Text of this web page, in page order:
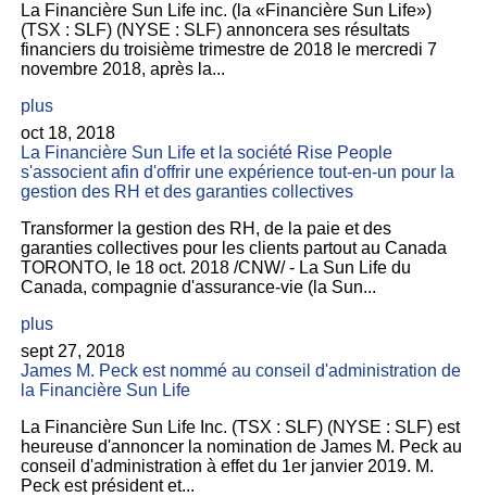
La Financière Sun Life inc. (la «Financière Sun Life»)
(TSX : SLF) (NYSE : SLF) annoncera ses résultats
financiers du troisième trimestre de 2018 le mercredi 7
novembre 2018, après la...
plus
oct 18, 2018
La Financière Sun Life et la société Rise People
s'associent afin d'offrir une expérience tout-en-un pour la
gestion des RH et des garanties collectives
Transformer la gestion des RH, de la paie et des
garanties collectives pour les clients partout au Canada
TORONTO, le 18 oct. 2018 /CNW/ - La Sun Life du
Canada, compagnie d'assurance-vie (la Sun...
plus
sept 27, 2018
James M. Peck est nommé au conseil d'administration de
la Financière Sun Life
La Financière Sun Life Inc. (TSX : SLF) (NYSE : SLF) est
heureuse d'annoncer la nomination de James M. Peck au
conseil d'administration à effet du 1er janvier 2019. M.
Peck est président et...